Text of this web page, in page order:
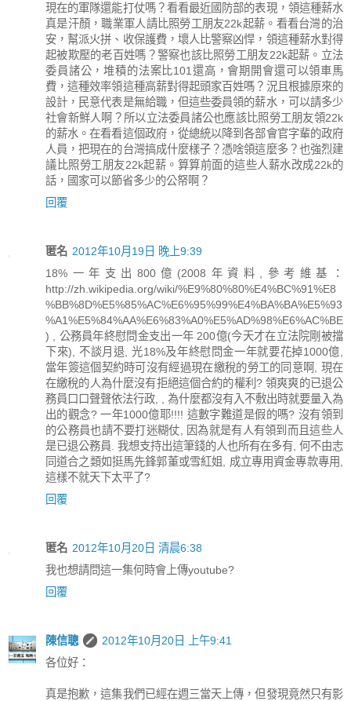
現在的軍隊還能打仗嗎？看看最近國防部的表現，領這種薪水
真是汗顏，職業軍人請比照勞工朋友22k起薪。看看台灣的治
安，幫派火拼、收保護費，壞人比警察凶悍，領這種薪水對得
起被欺壓的老百姓嗎？警察也該比照勞工朋友22k起薪。立法
委員諸公，堆積的法案比101還高，會期開會還可以領車馬
費，這種效率領這種高薪對得起頭家百姓嗎？況且根據原來的
設計，民意代表是無給職，但這些委員領的薪水，可以請多少
社會新鮮人啊？所以立法委員諸公也應該比照勞工朋友領22k
的薪水。在看看這個政府，從總統以降到各部會官字輩的政府
人員，把現在的台灣搞成什麼樣子？憑啥領這麼多？也強烈建
議比照勞工朋友22k起薪。算算前面的這些人薪水改成22k的
話，國家可以節省多少的公帑啊？
回覆
匿名 2012年10月19日 晚上9:39
18%一年支出800億(2008年資料,參考維基：
http://zh.wikipedia.org/wiki/%E9%80%80%E4%BC%91%E8
%BB%8D%E5%85%AC%E6%95%99%E4%BA%BA%E5%93
%A1%E5%84%AA%E6%83%A0%E5%AD%98%E6%AC%BE
) , 公務員年終慰問金支出一年 200億(今天才在立法院剛被擋
下來), 不談月退, 光18%及年終慰問金一年就要花掉1000億,
當年簽這個契約時可沒有經過現在繳稅的勞工的同意啊, 現在
在繳稅的人為什麼沒有拒絕這個合約的權利? 領爽爽的已退公
務員口口聲聲依法行政, , 為什麼都沒有入不敷出時就要量入為
出的觀念? 一年1000億耶!!!! 這數字難道是假的嗎? 沒有領到
的公務員也請不要打迷糊仗, 因為就是有人有領到而且這些人
是已退公務員. 我想支持出這筆錢的人也所有在多有, 何不由志
同道合之類如挺馬先鋒郭董或雪紅姐, 成立專用資金專款專用,
這樣不就天下太平了?
回覆
匿名 2012年10月20日 清晨6:38
我也想請問這一集何時會上傳youtube?
回覆
陳信聰
2012年10月20日 上午9:41
各位好：
真是抱歉，這集我們已經在週三當天上傳，但發現竟然只有影